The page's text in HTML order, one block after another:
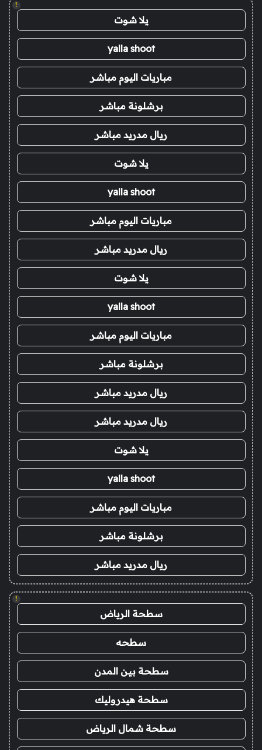
!
يلا شوت
yalla shoot
مباريات اليوم مباشر
برشلونة مباشر
ريال مدريد مباشر
يلا شوت
yalla shoot
مباريات اليوم مباشر
ريال مدريد مباشر
يلا شوت
yalla shoot
مباريات اليوم مباشر
برشلونة مباشر
ريال مدريد مباشر
ريال مدريد مباشر
يلا شوت
yalla shoot
مباريات اليوم مباشر
برشلونة مباشر
ريال مدريد مباشر
!
سطحة الرياض
سطحه
سطحة بين المدن
سطحة هيدروليك
سطحة شمال الرياض